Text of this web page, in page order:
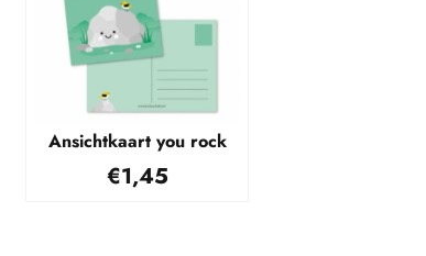
Ansichtkaart you rock
€1,45